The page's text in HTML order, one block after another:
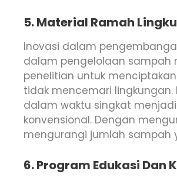
5. Material Ramah
Inovasi dalam
dalam pengelolaan sampah
penelitian untuk
tidak mencemari
dalam waktu singkat
konvensional. Dengan
mengurangi jumlah sampah
6. Program Edukasi